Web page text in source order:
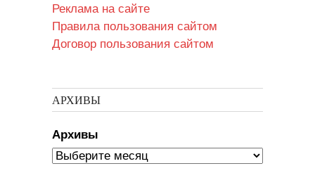
Реклама на сайте
Правила пользования сайтом
Договор пользования сайтом
АРХИВЫ
Архивы